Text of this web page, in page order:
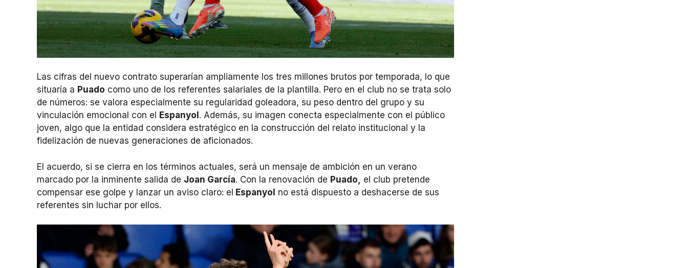
Las cifras del nuevo contrato superarían ampliamente los tres millones brutos por temporada, lo que
situaría a Puado como uno de los referentes salariales de la plantilla. Pero en el club no se trata solo
de números: se valora especialmente su regularidad goleadora, su peso dentro del grupo y su
vinculación emocional con el
Espanyol . Además, su imagen conecta especialmente con el público
joven, algo que la entidad considera estratégico en la construcción del relato institucional y la
fidelización de nuevas generaciones de aficionados.
El acuerdo, si se cierra en los términos actuales, será un mensaje de ambición en un verano
marcado por la inminente salida de Joan García. Con la renovación de Puado,
el club pretende
compensar ese golpe y lanzar un aviso claro: el Espanyol no está dispuesto a deshacerse de sus
referentes sin luchar por ellos.